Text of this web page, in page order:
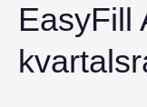
EasyFill